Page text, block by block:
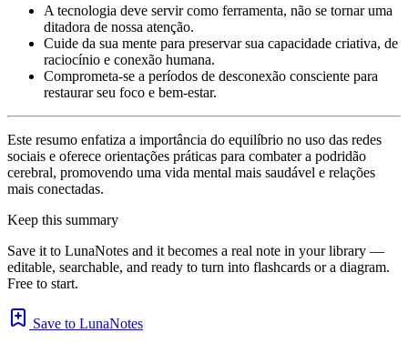
A tecnologia deve servir como ferramenta, não se tornar uma
ditadora de nossa atenção.
Cuide da sua mente para preservar sua capacidade criativa, de
raciocínio e conexão humana.
Comprometa-se a períodos de desconexão consciente para
restaurar seu foco e bem-estar.
Este resumo enfatiza a importância do equilíbrio no uso das redes
sociais e oferece orientações práticas para combater a podridão
cerebral, promovendo uma vida mental mais saudável e relações
mais conectadas.
Keep this summary
Save it to LunaNotes and it becomes a real note in your library —
editable, searchable, and ready to turn into flashcards or a diagram.
Free to start.
Save to LunaNotes